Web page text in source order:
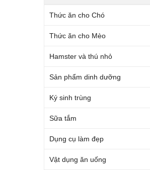
Thức ăn cho Chó
Thức ăn cho Mèo
Hamster và thú nhỏ
Sản phẩm dinh dưỡng
Ký sinh trùng
Sữa tắm
Dụng cụ làm đẹp
Vật dụng ăn uống